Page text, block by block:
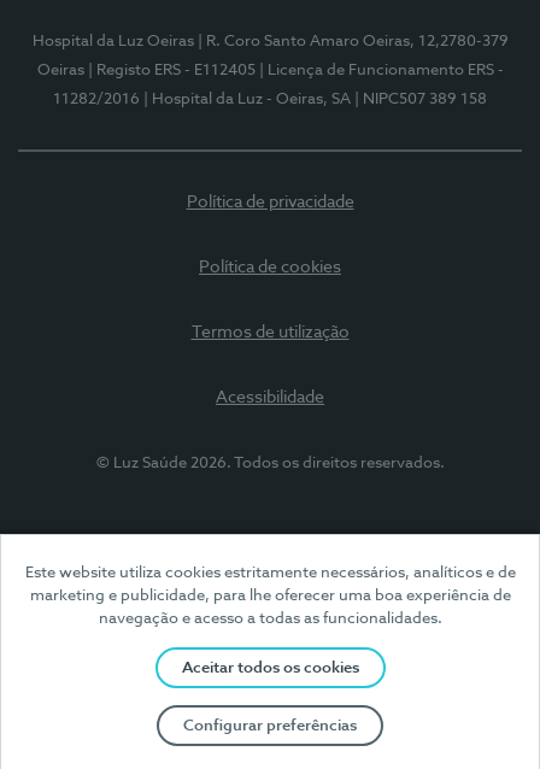
Este website utiliza cookies estritamente necessários, analíticos e de
marketing e publicidade, para lhe oferecer uma boa experiência de
navegação e acesso a todas as funcionalidades.
Aceitar todos os cookies
Configurar preferências
Hospital da Luz Oeiras
| R. Coro Santo Amaro Oeiras, 12,2780-379
Oeiras
| Registo ERS - E112405
| Licença de Funcionamento ERS -
11282/2016
| Hospital da Luz - Oeiras, SA | NIPC507 389 158
Política de privacidade
Política de cookies
Termos de utilização
Acessibilidade
© Luz Saúde 2026. Todos os direitos reservados.